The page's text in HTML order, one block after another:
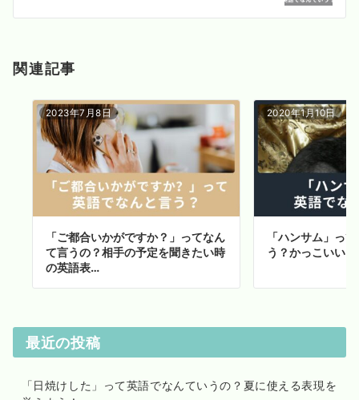
ン
関連記事
2023年7月8日
「ご都合いかがですか？」ってなん
て言うの？相手の予定を聞きたい時
の英語表…
2020年1月10日
「ハンサム」っ
う？かっこいい
最近の投稿
「日焼けした」って英語でなんていうの？夏に使える表現を